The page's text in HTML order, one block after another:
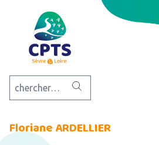
Floriane ARDELLIER